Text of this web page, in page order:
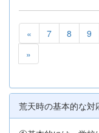
« 7 8 9
»
荒天時の基本的な対